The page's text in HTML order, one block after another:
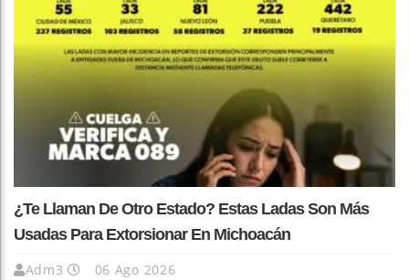
¿Te Llaman De Otro Estado? Estas Ladas Son Más
Usadas Para Extorsionar En Michoacán
Adm3 06 Ago 2026